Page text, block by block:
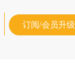
订阅/会员升级